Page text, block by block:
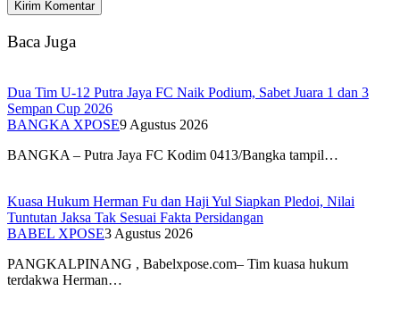
Baca Juga
Dua Tim U-12 Putra Jaya FC Naik Podium, Sabet Juara 1 dan 3
Sempan Cup 2026
BANGKA XPOSE9 Agustus 2026
BANGKA – Putra Jaya FC Kodim 0413/Bangka tampil…
Kuasa Hukum Herman Fu dan Haji Yul Siapkan Pledoi, Nilai
Tuntutan Jaksa Tak Sesuai Fakta Persidangan
BABEL XPOSE3 Agustus 2026
PANGKALPINANG , Babelxpose.com– Tim kuasa hukum
terdakwa Herman…